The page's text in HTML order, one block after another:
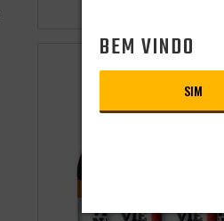
BEM VINDO
SIM